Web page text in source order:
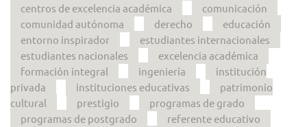
centros de excelencia académica
comunicación
comunidad autónoma
derecho
educación
entorno inspirador
estudiantes internacionales
estudiantes nacionales
excelencia académica
formación integral
ingeniería
institución
privada
instituciones educativas
patrimonio
cultural
prestigio
programas de grado
programas de postgrado
referente educativo